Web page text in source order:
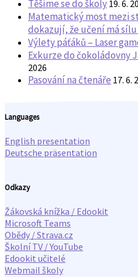
Těšíme se do školy 19. 6.
Matematický most mezi
dokazují, že učení má
Výlety páťáků – Laser
Exkurze do čokoládovny
2026
Pasování na čtenáře 17. 6.
Languages
English presentation
Deutsche präsentation
Odkazy
Žákovská knížka / Edookit
Microsoft Teams
Obědy / Strava.cz
Školní TV / YouTube
Edookit učitelé
Webmail školy